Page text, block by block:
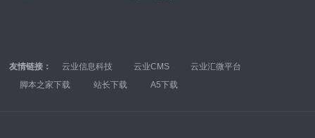
友情链接： 云业信息科技 云业CMS
云业汇微平台
脚本之家下载
站长下载 A5下载